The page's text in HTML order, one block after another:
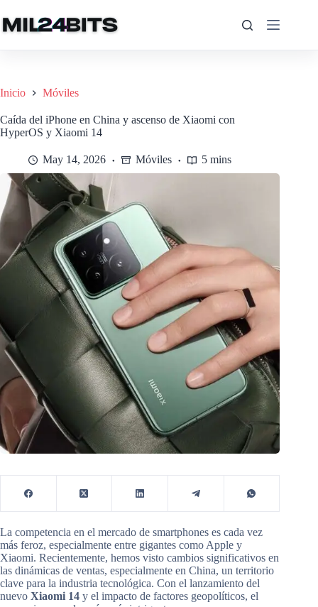
al
contenido
Inicio Móviles
Caída del iPhone en China y ascenso de Xiaomi con
HyperOS y Xiaomi 14
May 14, 2026 Móviles 5 mins
La competencia en el mercado de smartphones es cada vez
más feroz, especialmente entre gigantes como Apple y
Xiaomi. Recientemente, hemos visto cambios significativos en
las dinámicas de ventas, especialmente en China, un territorio
clave para la industria tecnológica. Con el lanzamiento del
nuevo Xiaomi 14 y el impacto de factores geopolíticos, el